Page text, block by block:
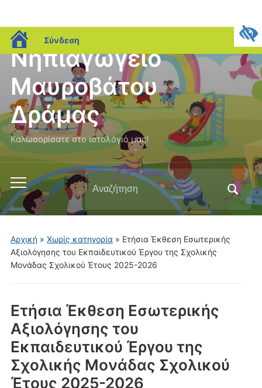
blogs.sch.gr
Σύνδεση
Νηπιαγωγείο
Μαυροβάτου
Δράμας
Καλωσορίσατε στο ιστολόγιό μας!
Εναλλαγή
του
μενού
για
κινητά
Αναζήτηση
για:
Αρχική» Χωρίς κατηγορία » Ετήσια Έκθεση Εσωτερικής
Αξιολόγησης του Εκπαιδευτικού Έργου της Σχολικής
Μονάδας Σχολικού Έτους 2025-2026
Ετήσια Έκθεση Εσωτερικής
Αξιολόγησης του
Εκπαιδευτικού Έργου της
Σχολικής Μονάδας Σχολικού
Έτους 2025-2026